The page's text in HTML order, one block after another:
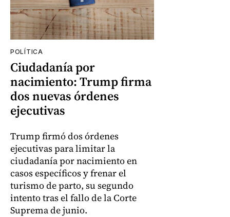
POLÍTICA
Ciudadanía por
nacimiento: Trump firma
dos nuevas órdenes
ejecutivas
Trump firmó dos órdenes
ejecutivas para limitar la
ciudadanía por nacimiento en
casos específicos y frenar el
turismo de parto, su segundo
intento tras el fallo de la Corte
Suprema de junio.